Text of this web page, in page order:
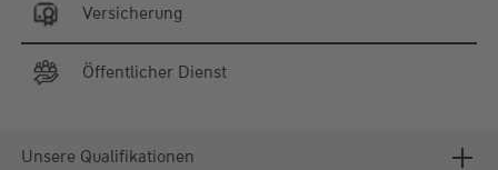
Versicherung
Öffentlicher Dienst
Unsere Qualifikationen